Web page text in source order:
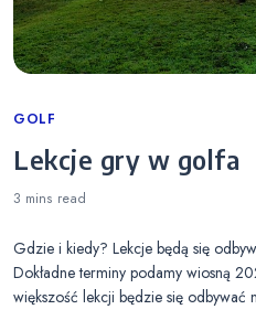
Categories
GOLF
Lekcje gry w golfa
3 mins read
Gdzie i kiedy? Lekcje będą się
Dokładne terminy podamy wiosną
większość lekcji będzie się